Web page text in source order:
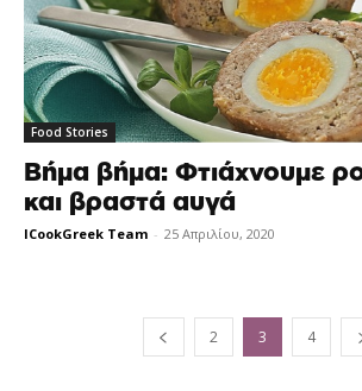
Food Stories
Βήμα βήμα: Φτιάχνουμε
και βραστά αυγά
ICookGreek Team - 25 Απριλίου, 2020
2 3 4